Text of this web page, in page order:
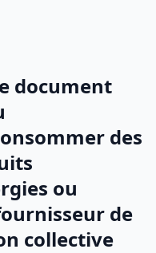
document
des
ou
de
collective